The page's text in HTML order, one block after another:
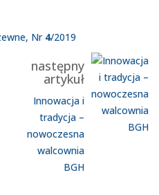
Nr 4/2019
następny
artykuł
Innowacja i
tradycja –
nowoczesna
walcownia
BGH